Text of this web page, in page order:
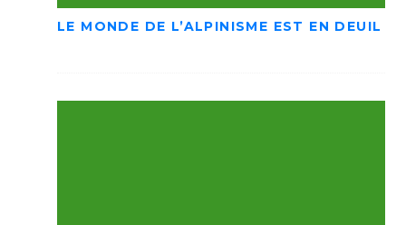
LE MONDE DE L’ALPINISME EST EN DEUIL